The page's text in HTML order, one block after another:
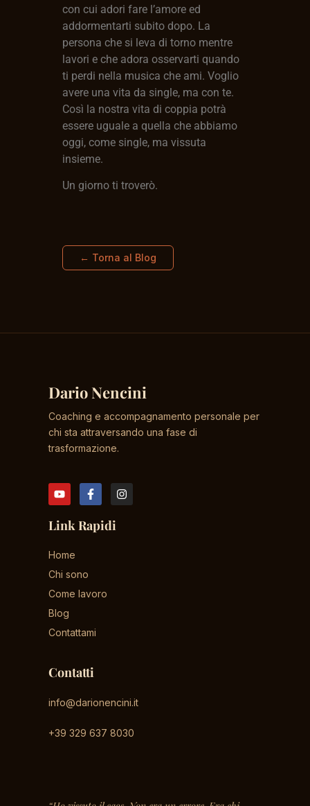
con cui adori fare l’amore ed
addormentarti subito dopo. La
persona che si leva di torno mentre
lavori e che adora osservarti quando
ti perdi nella musica che ami. Voglio
avere una vita da single, ma con te.
Così la nostra vita di coppia potrà
essere uguale a quella che abbiamo
oggi, come single, ma vissuta
insieme.
Un giorno ti troverò.
← Torna al Blog
Dario Nencini
Coaching e accompagnamento personale per
chi sta attraversando una fase di
trasformazione.
Link Rapidi
Home
Chi sono
Come lavoro
Blog
Contattami
Contatti
info@darionencini.it
+39 329 637 8030